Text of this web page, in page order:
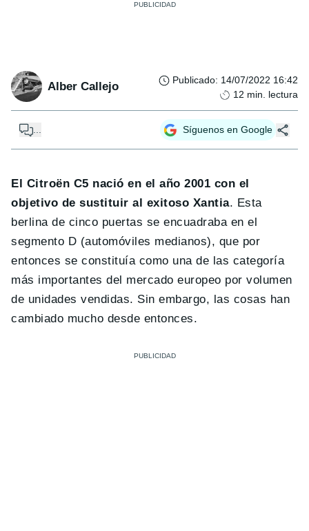
Alber Callejo Publicado: 14/07/2022 16:42
12 min. lectura
... Síguenos en Google
El Citroën C5 nació en el año 2001 con el
objetivo de sustituir al exitoso Xantia. Esta
berlina de cinco puertas se encuadraba en el
segmento D (automóviles medianos), que por
entonces se constituía como una de las categoría
más importantes del mercado europeo por volumen
de unidades vendidas. Sin embargo, las cosas han
cambiado mucho desde entonces.